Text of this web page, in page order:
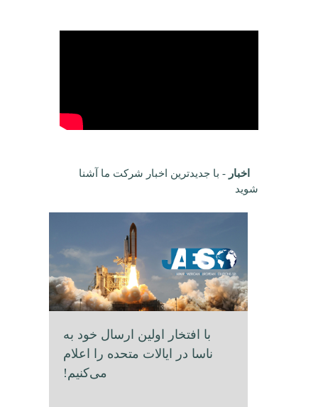
اخبار - با جدیدترین اخبار شرکت ما آشنا
شوید
با افتخار اولین ارسال خود به
ناسا در ایالات متحده را اعلام
می‌کنیم!